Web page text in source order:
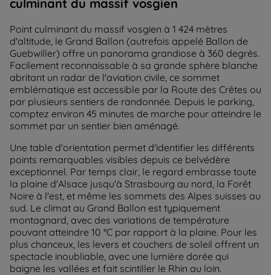
culminant du massif vosgien
Point culminant du massif vosgien à 1 424 mètres
d'altitude, le Grand Ballon (autrefois appelé Ballon de
Guebwiller) offre un panorama grandiose à 360 degrés.
Facilement reconnaissable à sa grande sphère blanche
abritant un radar de l'aviation civile, ce sommet
emblématique est accessible par la Route des Crêtes ou
par plusieurs sentiers de randonnée. Depuis le parking,
comptez environ 45 minutes de marche pour atteindre le
sommet par un sentier bien aménagé.
Une table d'orientation permet d'identifier les différents
points remarquables visibles depuis ce belvédère
exceptionnel. Par temps clair, le regard embrasse toute
la plaine d'Alsace jusqu'à Strasbourg au nord, la Forêt
Noire à l'est, et même les sommets des Alpes suisses au
sud. Le climat au Grand Ballon est typiquement
montagnard, avec des variations de température
pouvant atteindre 10 °C par rapport à la plaine. Pour les
plus chanceux, les levers et couchers de soleil offrent un
spectacle inoubliable, avec une lumière dorée qui
baigne les vallées et fait scintiller le Rhin au loin.